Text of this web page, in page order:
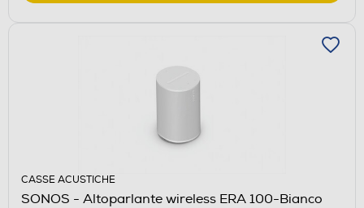
CASSE ACUSTICHE
SONOS - Altoparlante wireless ERA 100-Bianco